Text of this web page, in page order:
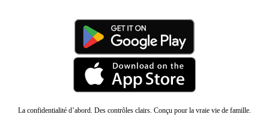
La confidentialité d’abord. Des contrôles clairs. Conçu pour la vraie vie de famille.